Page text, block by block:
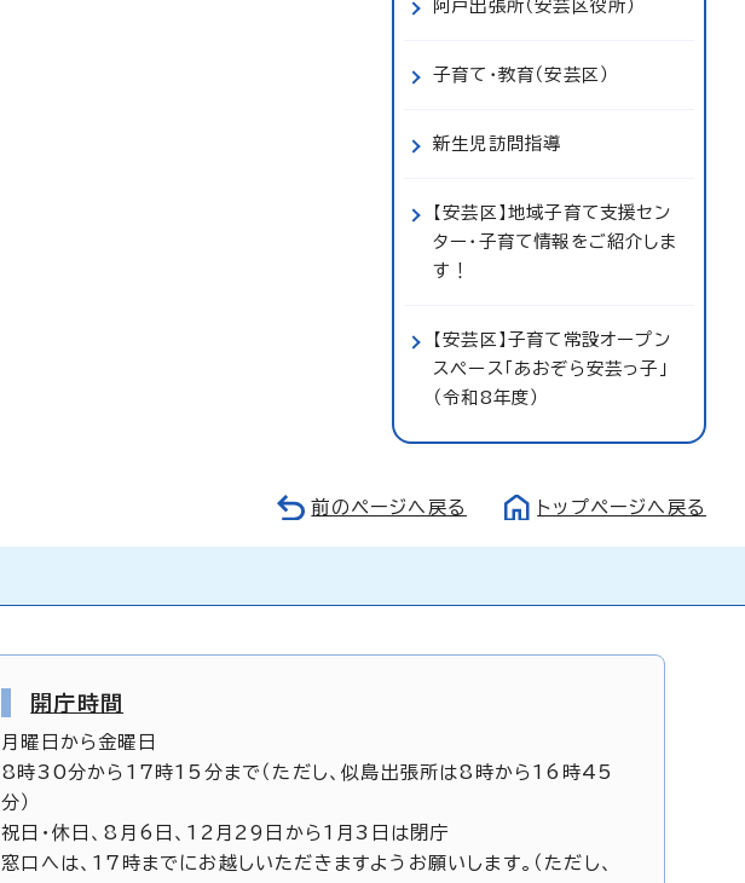
阿戸出張所（安芸区役所）
子育て・教育（安芸区）
新生児訪問指導
【安芸区】地域子育て支援セン
ター・子育て情報をご紹介しま
す！
【安芸区】子育て常設オープン
スペース「あおぞら安芸っ子」
（令和8年度）
前のページへ戻る トップページへ戻る
開庁時間
月曜日から金曜日
8時30分から17時15分まで（ただし、似島出張所は8時から16時45
分）
祝日・休日、8月6日、12月29日から1月3日は閉庁
窓口へは、17時までにお越しいただきますようお願いします。（ただし、